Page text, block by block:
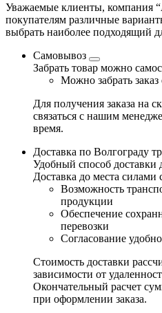
Уважаемые клиенты, компания
покупателям различные
выбрать наиболее подходящий
Самовывоз
Забрать товар можно
Можно забрать заказ
Для получения заказа на
связаться с нашим
время.
Доставка по Волгограду
Удобный способ доставки
Доставка до места силами
Возможность
продукции
Обеспечение
перевозки
Согласование
Стоимость доставки
зависимости от
Окончательный расчет
при оформлении заказа.